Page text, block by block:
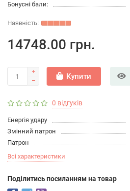
Бонусні бали:
14748.00 грн.
Купити
0 відгуків
Енергія удару
Змінний патрон
Патрон
Всі характеристики
Подiлитись посиланням на товар